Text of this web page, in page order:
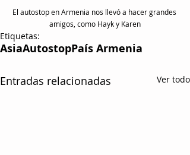
El autostop en Armenia nos llevó a hacer grandes
amigos, como Hayk y Karen
Etiquetas:
AsiaAutostopPaís Armenia
Entradas relacionadas Ver todo